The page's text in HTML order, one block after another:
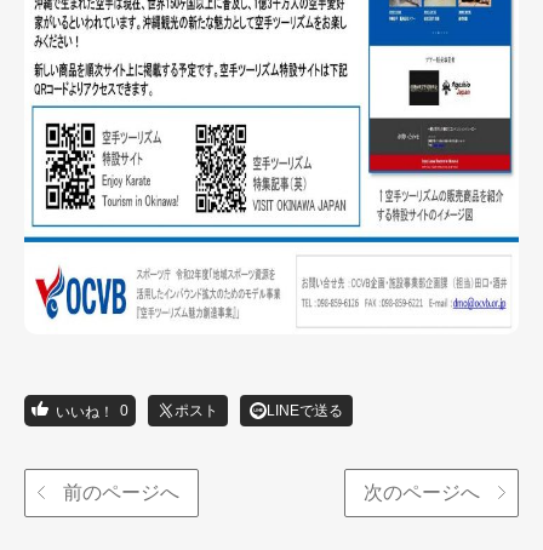
0 ポスト LINEで送る
前のページへ 次のページへ